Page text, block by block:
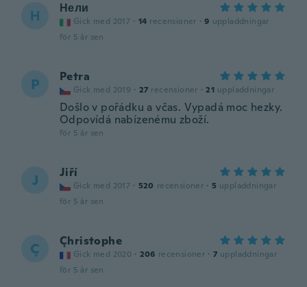
Н Нели
Gick med 2017 · 14 recensioner · 9 uppladdningar
för 5 år sen
P Petra
Gick med 2019 · 27 recensioner · 21 uppladdningar
Došlo v pořádku a včas. Vypadá moc hezky.
Odpovídá nabízenému zboží.
för 5 år sen
J Jiří
Gick med 2017 · 520 recensioner · 5 uppladdningar
för 5 år sen
Ç Çhristophe
Gick med 2020 · 206 recensioner · 7 uppladdningar
för 5 år sen